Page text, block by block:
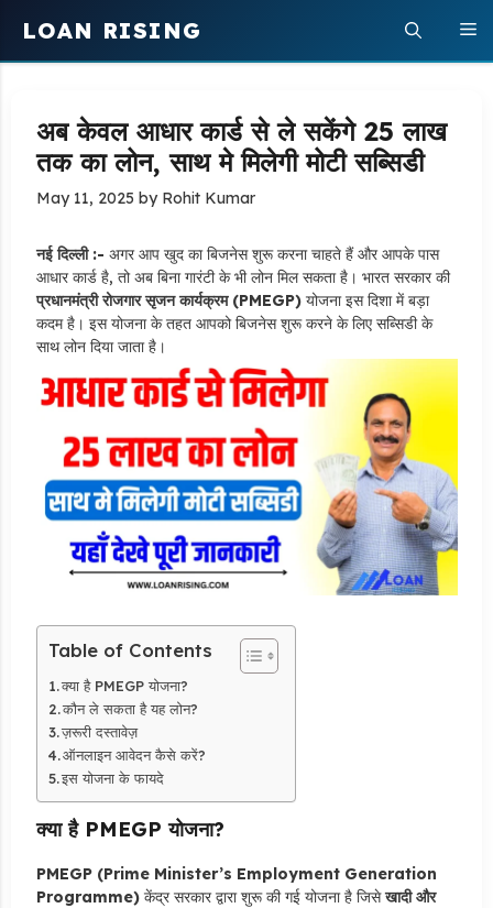
content
LOAN RISING
अब केवल आधार कार्ड से ले सकेंगे 25 लाख
तक का लोन, साथ मे मिलेगी मोटी सब्सिडी
May 11, 2025 by Rohit Kumar
नई दिल्ली :- अगर आप खुद का बिजनेस शुरू करना चाहते हैं और आपके पास
आधार कार्ड है, तो अब बिना गारंटी के भी लोन मिल सकता है। भारत सरकार की
प्रधानमंत्री रोजगार सृजन कार्यक्रम (PMEGP)योजना इस दिशा में बड़ा
कदम है। इस योजना के तहत आपको बिजनेस शुरू करने के लिए सब्सिडी के
साथ लोन दिया जाता है।
Table of Contents
क्या है PMEGP योजना?
कौन ले सकता है यह लोन?
ज़रूरी दस्तावेज़
ऑनलाइन आवेदन कैसे करें?
इस योजना के फायदे
क्या है PMEGP योजना?
PMEGP (Prime Minister’s Employment Generation
Programme)केंद्र सरकार द्वारा शुरू की गई योजना है जिसेखादी और